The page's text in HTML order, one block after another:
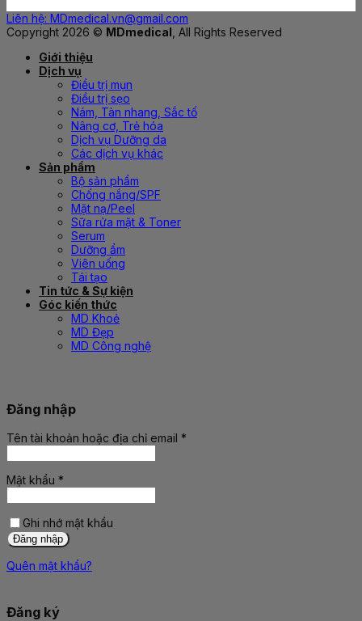
Liên hệ: MDmedical.vn@gmail.com
Copyright 2026 © MDmedical , All Rights Reserved
Giới thiệu
Dịch vụ
Điều trị mụn
Điều trị sẹo
Nám, Tàn nhang, Sắc tố
Nâng cơ, Trẻ hóa
Dịch vụ Dưỡng da
Các dịch vụ khác
Sản phẩm
Bộ sản phẩm
Chống nắng/SPF
Mặt nạ/Peel
Sữa rửa mặt & Toner
Serum
Dưỡng ẩm
Viên uống
Tái tạo
Tin tức & Sự kiện
Góc kiến thức
MD Khoẻ
MD Đẹp
MD Công nghệ
Đăng nhập
Tên tài khoản hoặc địa chỉ email *
Bắt
Mật khẩu *
Bắt
Ghi nhớ mật khẩu
Đăng nhập
Quên mật khẩu?
Đăng ký